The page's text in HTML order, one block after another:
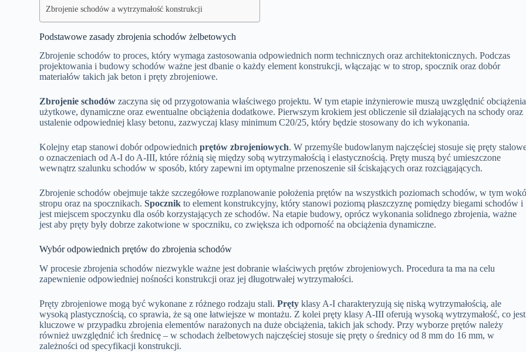
Zbrojenie schodów a wytrzymałość konstrukcji
Podstawowe zasady zbrojenia schodów żelbetowych
Zbrojenie schodów to proces, który wymaga zastosowania odpowiednich norm technicznych oraz architektonicznych. Podczas
projektowania i budowy schodów ważne jest dbanie o każdy element konstrukcji, włączając w to strop, spocznik oraz dobór
materiałów takich jak beton i pręty zbrojeniowe.
Zbrojenie schodów zaczyna się od przygotowania właściwego projektu. W tym etapie inżynierowie muszą uwzględnić obciążenia
użytkowe, dynamiczne oraz ewentualne obciążenia dodatkowe. Pierwszym krokiem jest obliczenie sił działających na schody oraz
ustalenie odpowiedniej klasy betonu, zazwyczaj klasy minimum C20/25, który będzie stosowany do ich wykonania.
Kolejny etap stanowi dobór odpowiednichprętów zbrojeniowych. W przemyśle budowlanym najczęściej stosuje się pręty
o oznaczeniach od A-I do A-III, które różnią się między sobą wytrzymałością i elastycznością. Pręty muszą być umieszczone
wewnątrz szalunku schodów w sposób, który zapewni im optymalne przenoszenie sił ściskających oraz rozciągających.
Zbrojenie schodów obejmuje także szczegółowe rozplanowanie położenia prętów na wszystkich poziomach schodów, w tym
stropu oraz na spocznikach.Spocznik to element konstrukcyjny, który stanowi poziomą płaszczyznę pomiędzy biegami schodów i
jest miejscem spoczynku dla osób korzystających ze schodów. Na etapie budowy, oprócz wykonania solidnego zbrojenia, ważne
jest aby pręty były dobrze zakotwione w spoczniku, co zwiększa ich odporność na obciążenia dynamiczne.
Wybór odpowiednich prętów do zbrojenia schodów
W procesie zbrojenia schodów niezwykle ważne jest dobranie właściwych prętów zbrojeniowych. Procedura ta ma na celu
zapewnienie odpowiedniej nośności konstrukcji oraz jej długotrwałej wytrzymałości.
Pręty zbrojeniowe mogą być wykonane z różnego rodzaju stali.Pręty klasy A-I charakteryzują się niską wytrzymałością, ale
wysoką plastycznością, co sprawia, że są one łatwiejsze w montażu. Z kolei pręty klasy A-III oferują wysoką wytrzymałość, co jest
kluczowe w przypadku zbrojenia elementów narażonych na duże obciążenia, takich jak schody. Przy wyborze prętów należy
również uwzględnić ich średnicę – w schodach żelbetowych najczęściej stosuje się pręty o średnicy od 8 mm do 16 mm, w
zależności od specyfikacji konstrukcji.